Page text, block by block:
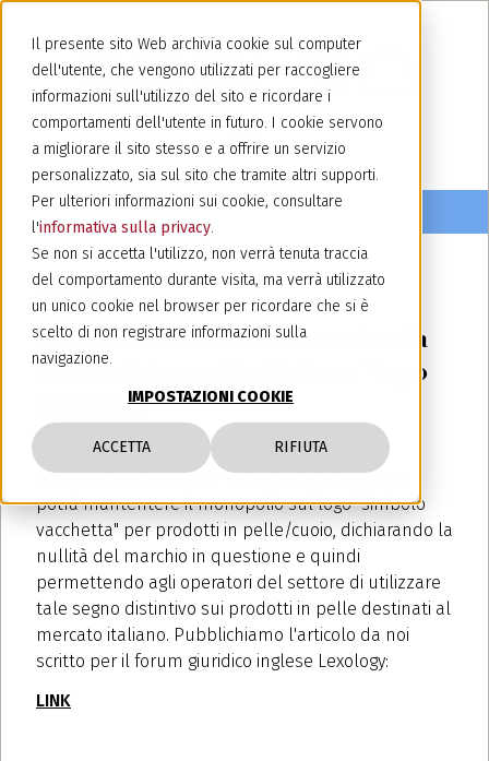
Il presente sito Web archivia cookie sul computer
dell'utente, che vengono utilizzati per raccogliere
informazioni sull'utilizzo del sito e ricordare i
comportamenti dell'utente in futuro. I cookie servono
a migliorare il sito stesso e a offrire un servizio
personalizzato, sia sul sito che tramite altri supporti.
Per ulteriori informazioni sui cookie, consultare
l'informativa sulla privacy.
Se non si accetta l'utilizzo, non verrà tenuta traccia
del comportamento durante visita, ma verrà utilizzato
un unico cookie nel browser per ricordare che si è
scelto di non registrare informazioni sulla
navigazione.
IMPOSTAZIONI COOKIE
ACCETTA RIFIUTA
11 maggio 2016
Il Tribunale di Milano sancisce la
nullità del marchio italiano “logo
vacchetta”
Il Tribunale di Milano ha dichiarato che UNIC-
Associazione Nazionale Industria Conciaria non
potrà mantentere il monopolio sul logo "simbolo
vacchetta" per prodotti in pelle/cuoio, dichiarando la
nullità del marchio in questione e quindi
permettendo agli operatori del settore di utilizzare
tale segno distintivo sui prodotti in pelle destinati al
mercato italiano. Pubblichiamo l'articolo da noi
scritto per il forum giuridico inglese Lexology:
LINK